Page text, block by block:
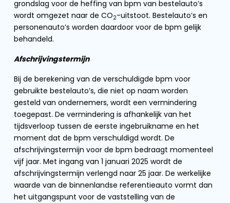
grondslag voor de heffing van bpm van bestelauto’s
wordt omgezet naar de CO2-uitstoot. Bestelauto’s en
personenauto’s worden daardoor voor de bpm gelijk
behandeld.
Afschrijvingstermijn
Bij de berekening van de verschuldigde bpm voor
gebruikte bestelauto’s, die niet op naam worden
gesteld van ondernemers, wordt een vermindering
toegepast. De vermindering is afhankelijk van het
tijdsverloop tussen de eerste ingebruikname en het
moment dat de bpm verschuldigd wordt. De
afschrijvingstermijn voor de bpm bedraagt momenteel
vijf jaar. Met ingang van 1 januari 2025 wordt de
afschrijvingstermijn verlengd naar 25 jaar. De werkelijke
waarde van de binnenlandse referentieauto vormt dan
het uitgangspunt voor de vaststelling van de